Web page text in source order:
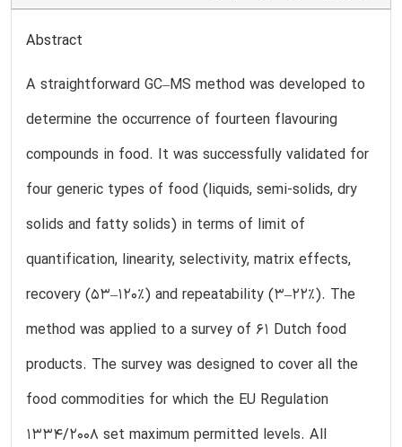
Abstract
A straightforward GC–MS method was developed to
determine the occurrence of fourteen flavouring
compounds in food. It was successfully validated for
four generic types of food (liquids, semi-solids, dry
solids and fatty solids) in terms of limit of
quantification, linearity, selectivity, matrix effects,
recovery (53–120%) and repeatability (3–22%). The
method was applied to a survey of 61 Dutch food
products. The survey was designed to cover all the
food commodities for which the EU Regulation
1334/2008 set maximum permitted levels. All